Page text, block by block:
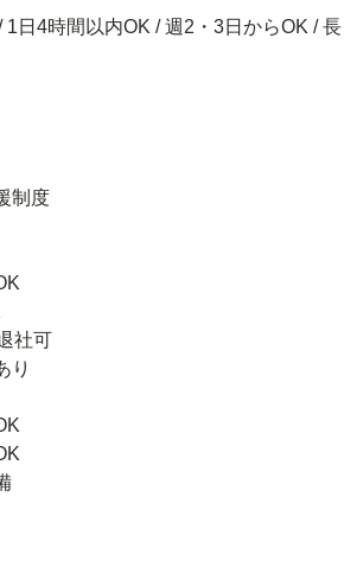
1日4時間以内OK / 週2・3日からOK / 長
制度
社可
り